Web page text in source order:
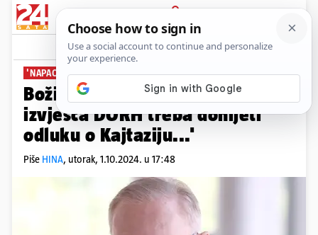
PRIJAVA
News Komentari
'NAPAO SURADNIKE'
Božinović: 'Nakon policijskog
izvješća DORH treba donijeti
odluku o Kajtaziju...'
Piše HINA, utorak, 1.10.2024. u 17:48